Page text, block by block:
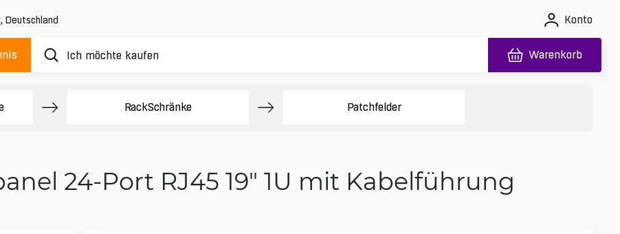
, Deutschland Konto
Warenkorb
Rack­Schränke Patchfelder
24-Port RJ45 19" 1U mit Kabelführung